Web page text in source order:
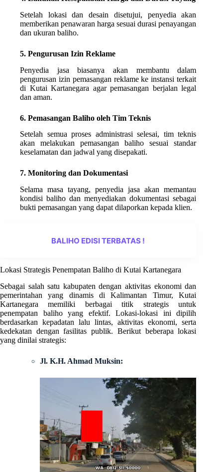
Setelah lokasi dan desain disetujui, penyedia akan
memberikan penawaran harga sesuai durasi penayangan
dan ukuran baliho.
5. Pengurusan Izin Reklame
Penyedia jasa biasanya akan membantu dalam
pengurusan izin pemasangan reklame ke instansi terkait
di Kutai Kartanegara agar pemasangan berjalan legal
dan aman.
6. Pemasangan Baliho oleh Tim Teknis
Setelah semua proses administrasi selesai, tim teknis
akan melakukan pemasangan baliho sesuai standar
keselamatan dan jadwal yang disepakati.
7. Monitoring dan Dokumentasi
Selama masa tayang, penyedia jasa akan memantau
kondisi baliho dan menyediakan dokumentasi sebagai
bukti pemasangan yang dapat dilaporkan kepada klien.
BALIHO EDISI TERBATAS !
Lokasi Strategis Penempatan Baliho di Kutai Kartanegara
Sebagai salah satu kabupaten dengan aktivitas ekonomi dan
pemerintahan yang dinamis di Kalimantan Timur, Kutai
Kartanegara memiliki berbagai titik strategis untuk
penempatan baliho yang efektif. Lokasi-lokasi ini dipilih
berdasarkan kepadatan lalu lintas, aktivitas ekonomi, serta
kedekatan dengan fasilitas publik. Berikut beberapa lokasi
yang dinilai strategis:
Jl. K.H. Ahmad Muksin: